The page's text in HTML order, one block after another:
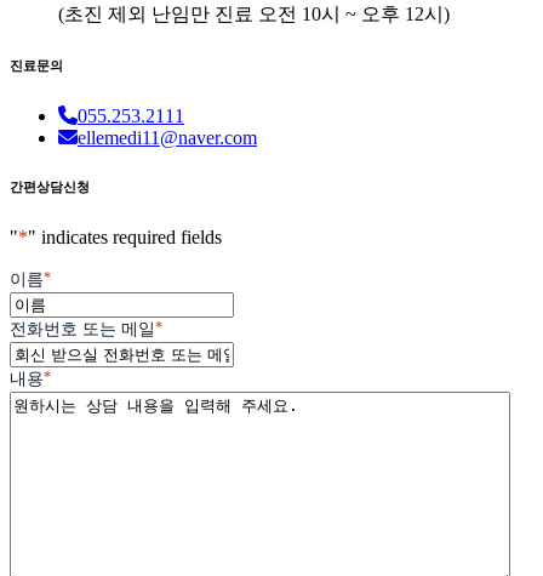
(초진 제외 난임만 진료 오전 10시 ~ 오후 12시)
진료문의
055.253.2111
ellemedi11@naver.com
간편상담신청
"*" indicates required fields
이름*
전화번호 또는 메일*
내용*